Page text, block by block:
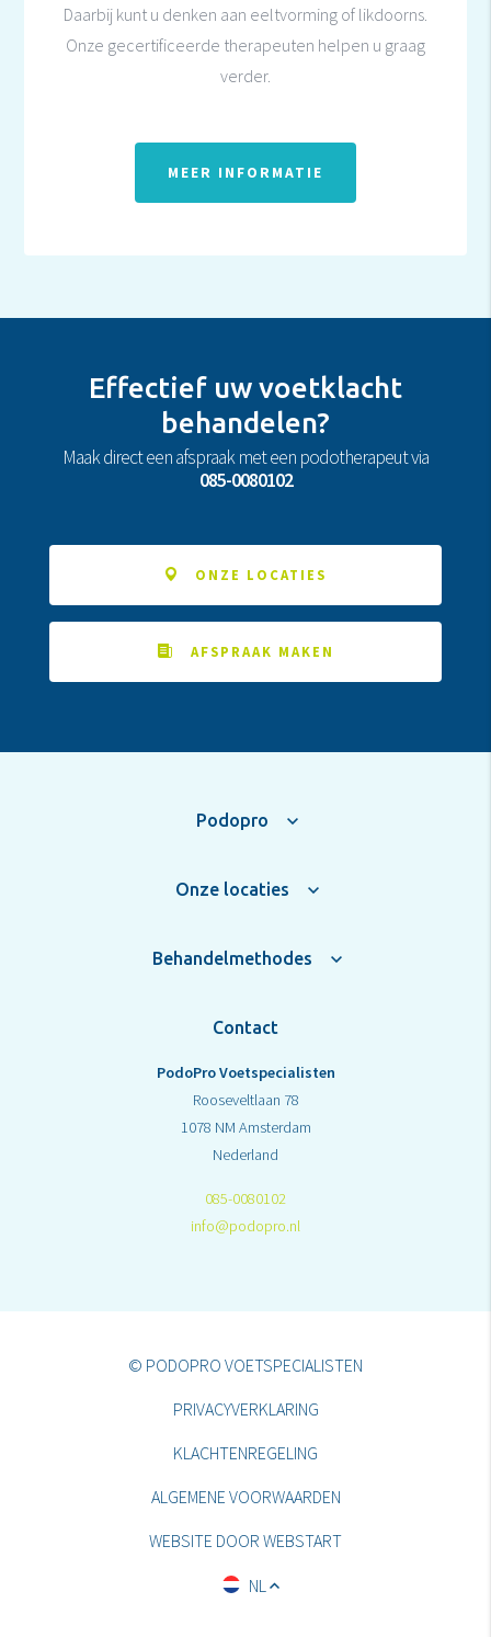
Daarbij kunt u denken aan eeltvorming of likdoorns.
Onze gecertificeerde therapeuten helpen u graag
verder.
MEER INFORMATIE
Effectief uw voetklacht
behandelen?
Maak direct een afspraak met een podotherapeut via
085-0080102
ONZE LOCATIES
AFSPRAAK MAKEN
Podopro
Onze locaties
Behandelmethodes
Contact
PodoPro Voetspecialisten
Rooseveltlaan 78
1078 NM Amsterdam
Nederland
085-0080102
info@podopro.nl
© PODOPRO VOETSPECIALISTEN
PRIVACYVERKLARING
KLACHTENREGELING
ALGEMENE VOORWAARDEN
WEBSITE DOOR WEBSTART
NL